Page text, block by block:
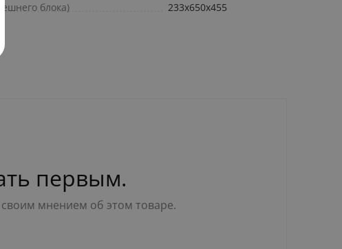
блока)
233x650x455
первым.
мнением об этом товаре.